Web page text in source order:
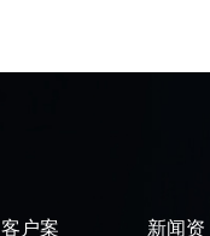
客户案
新闻资